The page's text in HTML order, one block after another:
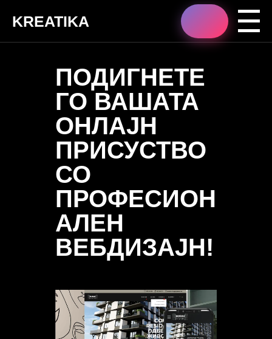
KREATIKA
ПОДИГНЕТЕ
ГО ВАШАТА
ОНЛАЈН
ПРИСУСТВО
СО
ПРОФЕСИОН
АЛЕН
ВЕБДИЗАЈН!